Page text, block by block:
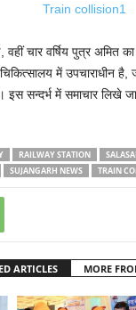
वहीं चार वर्षिय पुत्र अमित
में उपचाराधीन है,
इस सन्दर्भ में समाचार लिखे
RAILWAY STATION
SUJANGARH NEWS TRAIN
ARTICLES MORE